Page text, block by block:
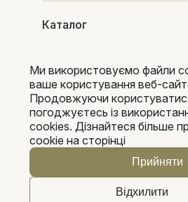
0
Каталог
Покупцям
Pleka 2016-2026
Ми використовуємо файли
ваше користування веб-
Продовжуючи
погоджуєтесь із
cookies. Дізнайтеся більше
cookie на сторінці
Прийняти
Відхилити